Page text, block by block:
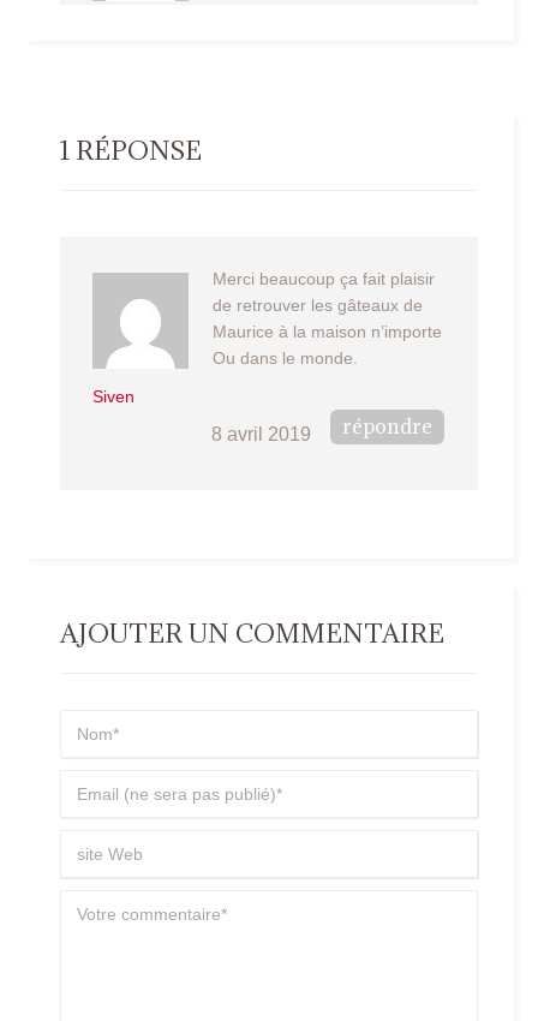
1 RÉPONSE
Siven
Merci beaucoup ça fait plaisir
de retrouver les gâteaux de
Maurice à la maison n’importe
Ou dans le monde.
répondre
8 avril 2019
AJOUTER UN COMMENTAIRE